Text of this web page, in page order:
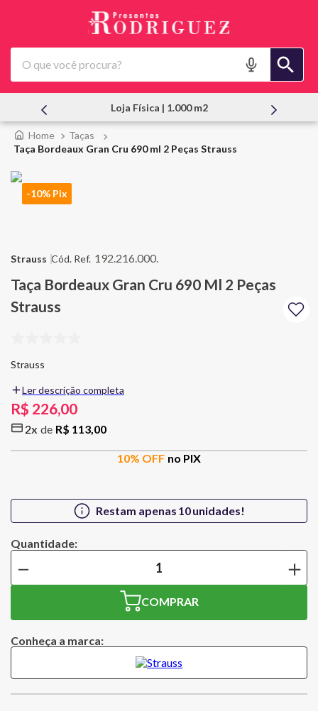
O que você procura?
Atendimento Pessoal
Taças
Taça Bordeaux Gran Cru 690 ml 2 Peças Strauss
-10% Pix
192.216.000.
Strauss
Taça Bordeaux Gran Cru 690 Ml 2 Peças
Strauss
Strauss
Fundada em Santa Catarina no ano de 1983, por Karl F. E. Strauss e
seu filho, Frederico W. Strauss, ambos com profundos
conhecimentos no ramo de cristal, tendo como objetivo ser a mais
com teor de 24% (PbO), somente comparada as melhores do
A lavagem dos copos de cristal é uma operação fundamental para a
As taças e copos da Strauss, apesar de possuir suas paredes
ligeiramente finas, elas apresentam resistência adequadas,
podendo ser lavadas em máquinas.
Utilize água morna e detergente neutro numa esponja macia
polir cristais). Em seguida enxágue com bastante água e o coloque
de boca para baixo sobre um pano para escorrer a água.
Após um breve período, seque com pano macio.
Ler descrição completa
R$ 226,00
2 R$ 113,00
10% OFF no PIX
Restam apenas 10unidades!
＋
－
COMPRAR
Conheça a marca: